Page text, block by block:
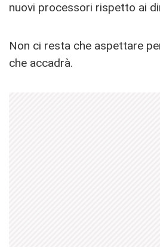
nuovi processori rispetto ai
Non ci resta che aspettare
che accadrà.